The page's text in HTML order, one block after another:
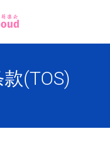
(TOS)